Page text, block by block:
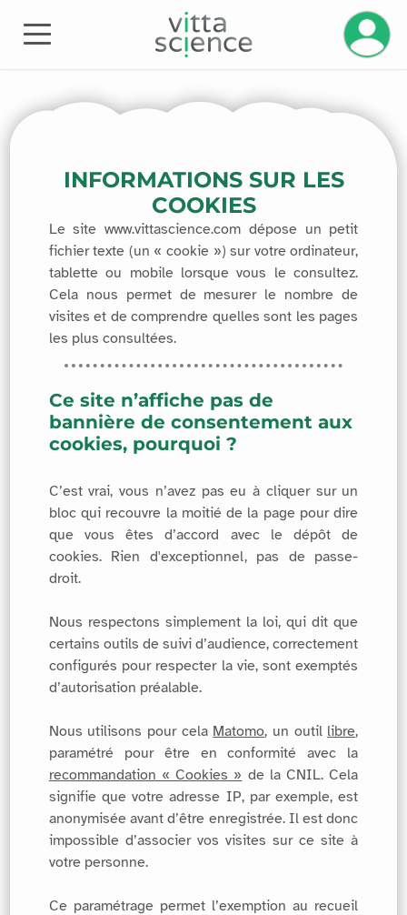
INFORMATIONS SUR LES
COOKIES
Le site www.vittascience.com dépose un petit
fichier texte (un « cookie ») sur votre ordinateur,
tablette ou mobile lorsque vous le consultez.
Cela nous permet de mesurer le nombre de
visites et de comprendre quelles sont les pages
les plus consultées.
Ce site n’affiche pas de
bannière de consentement aux
cookies, pourquoi ?
C’est vrai, vous n’avez pas eu à cliquer sur un
bloc qui recouvre la moitié de la page pour dire
que vous êtes d’accord avec le dépôt de
cookies. Rien d'exceptionnel, pas de passe-
droit.
Nous respectons simplement la loi, qui dit que
certains outils de suivi d’audience, correctement
configurés pour respecter la vie, sont exemptés
d’autorisation préalable.
Nous utilisons pour cela Matomo, un outil libre,
paramétré pour être en conformité avec la
recommandation « Cookies » de la CNIL. Cela
signifie que votre adresse IP, par exemple, est
anonymisée avant d’être enregistrée. Il est donc
impossible d’associer vos visites sur ce site à
votre personne.
Ce paramétrage permet l’exemption au recueil